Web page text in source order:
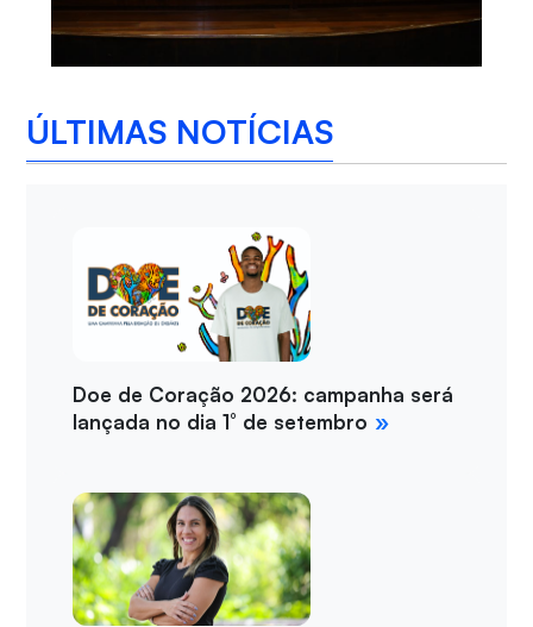
ÚLTIMAS NOTÍCIAS
Doe de Coração 2026: campanha será
lançada no dia 1° de setembro